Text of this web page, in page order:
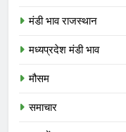
मंडी भाव राजस्थान
मध्यप्रदेश मंडी भाव
मौसम
समाचार